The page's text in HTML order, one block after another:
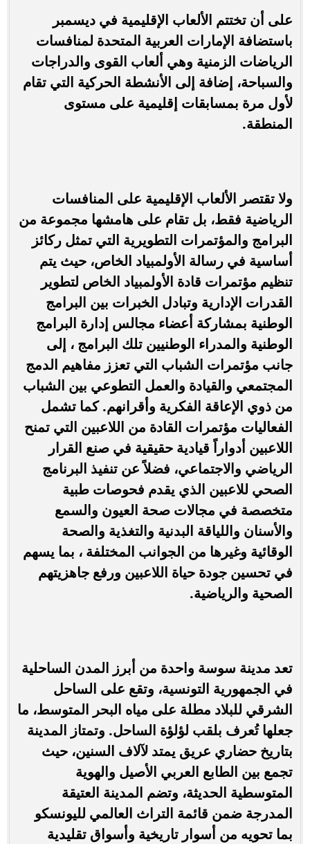
على أن تختتم الألعاب الإقليمية في ديسمبر
باستضافة الإمارات العربية المتحدة لمنافسات
الرياضات الزمنية وهي ألعاب القوى والدراجات
والسباحة، إضافة إلى الأنشطة الحركية التي تقام
لأول مرة بمسابقات إقليمية على مستوى
المنطقة.
ولا تقتصر الألعاب الإقليمية على المنافسات
الرياضية فقط، بل تقام على هامشها مجموعة من
البرامج والمؤتمرات التطويرية التي تمثل ركائز
أساسية في رسالة الأولمبياد الخاص، حيث يتم
تنظيم مؤتمرات قادة الأولمبياد الخاص لتطوير
القدرات الإدارية وتبادل الخبرات بين البرامج
الوطنية بمشاركة أعضاء مجالس إدارة البرامج
الوطنية والمدراء الوطنيين تلك البرامج ، إلى
جانب مؤتمرات الشباب التي تعزز مفاهيم الدمج
المجتمعي والقيادة والعمل التطوعي بين الشباب
من ذوي الإعاقة الفكرية وأقرانهم. كما تشمل
الفعاليات مؤتمرات القادة من اللاعبين التي تمنح
اللاعبين أدواراً قيادية حقيقية في صنع القرار
الرياضي والاجتماعي، فضلاً عن تنفيذ البرنامج
الصحي للاعبين الذي يقدم فحوصات طبية
متخصصة في مجالات صحة العيون والسمع
والأسنان واللياقة البدنية والتغذية والصحة
الوقائية وغيرها من الجوانب المختلفة ، بما يسهم
في تحسين جودة حياة اللاعبين ورفع جاهزيتهم
الصحية والرياضية.
تعد مدينة سوسة واحدة من أبرز المدن الساحلية
في الجمهورية التونسية، وتقع على الساحل
الشرقي للبلاد مطلة على مياه البحر المتوسط، ما
جعلها تُعرف بلقب لؤلؤة الساحل. وتمتاز المدينة
بتاريخ حضاري عريق يمتد لآلاف السنين، حيث
تجمع بين الطابع العربي الأصيل والهوية
المتوسطية الحديثة، وتضم المدينة العتيقة
المدرجة ضمن قائمة التراث العالمي لليونسكو
بما تحويه من أسوار تاريخية وأسواق تقليدية